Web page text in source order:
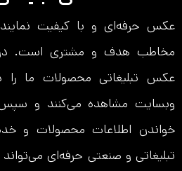
عکس حرفه‌ای و با کیفیت
مخاطب هدف و مشتری است. در
عکس تبلیغاتی محصولات ما را
وبسایت مشاهده می‌کنند و
خواندن اطلاعات محصولات و
تبلیغاتی و صنعتی حرفه‌ای می‌تواند